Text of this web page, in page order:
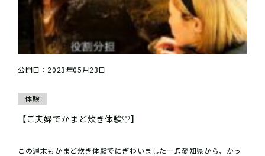
公開日：2023年05月23日
体験
【ご夫婦でかまど炊き体験♡】
この週末もかまど炊き体験でにぎわいましたー♫愛知県から、かっ